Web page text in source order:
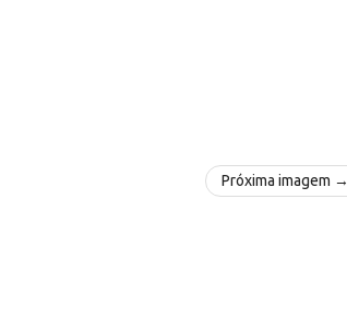
Próxima imagem →